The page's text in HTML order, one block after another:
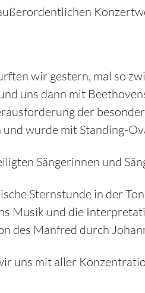
wir gestern, mal so
uns dann mit
der
wurde mit Standing-
Sängerinnen und
Sternstunde in der
Musik und die
des Manfred durch
uns mit aller